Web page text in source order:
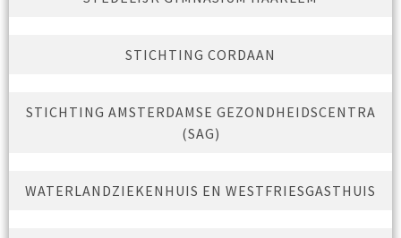
STICHTING CORDAAN
STICHTING AMSTERDAMSE GEZONDHEIDSCENTRA
(SAG)
WATERLANDZIEKENHUIS EN WESTFRIESGASTHUIS